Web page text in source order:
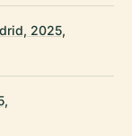
2025,